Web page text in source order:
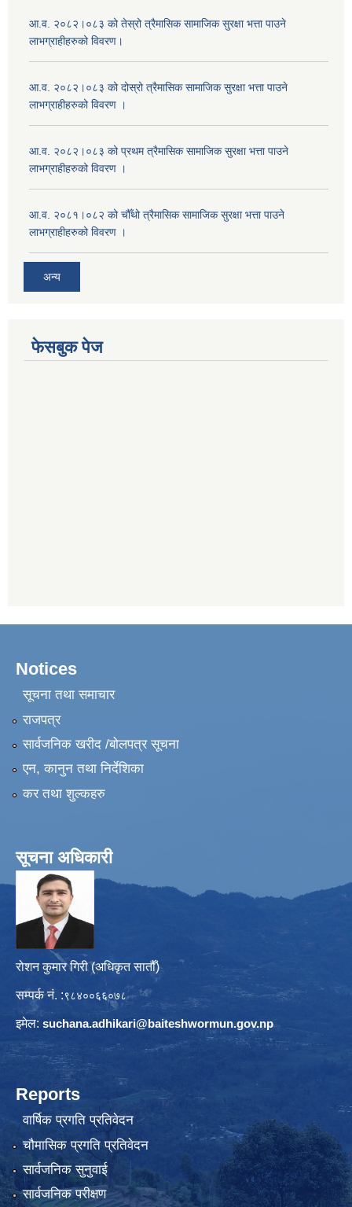
आ.व. २०८२।०८३ को तेस्रो त्रैमासिक सामाजिक सुरक्षा भत्ता पाउने
लाभग्राहीहरुको विवरण।
आ.व. २०८२।०८३ को दोस्रो त्रैमासिक सामाजिक सुरक्षा भत्ता पाउने
लाभग्राहीहरुको विवरण ।
आ.व. २०८२।०८३ को प्रथम त्रैमासिक सामाजिक सुरक्षा भत्ता पाउने
लाभग्राहीहरुको विवरण ।
आ.व. २०८१।०८२ को चौँथो त्रैमासिक सामाजिक सुरक्षा भत्ता पाउने
लाभग्राहीहरुको विवरण ।
अन्य
फेसबुक पेज
Notices
सूचना तथा समाचार
राजपत्र
सार्वजनिक खरीद /बोलपत्र सूचना
एन, कानुन तथा निर्देशिका
कर तथा शुल्कहरु
सूचना अधिकारी
रोशन कुमार गिरी (अधिकृत सातौँ)
सम्पर्क नं. :९८४००६६०७८
इमेल: suchana.adhikari@baiteshwormun.gov.np
Reports
वार्षिक प्रगति प्रतिवेदन
चौमासिक प्रगति प्रतिवेदन
सार्वजनिक सुनुवाई
सार्वजनिक परीक्षण